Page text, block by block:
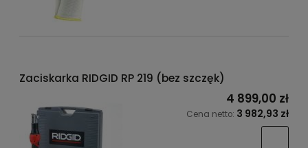
Zaciskarka RIDGID RP 219 (bez szczęk)
4 899,00 zł
Cena netto: 3 982,93 zł